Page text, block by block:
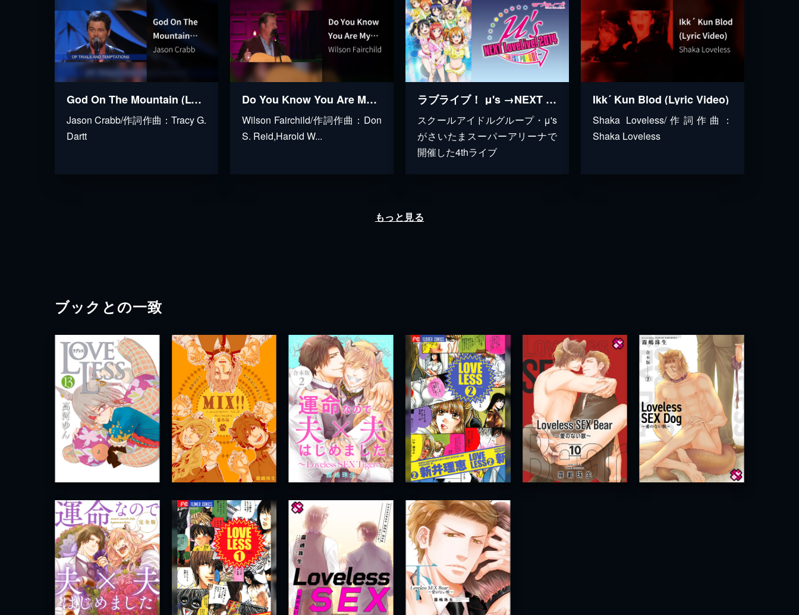
God On The Mountain (Lyric Video / Live At The Loveless Barn, Nashville, TN, 2011)
Jason Crabb/作詞作曲：Tracy G.
Dartt
Do You Know You Are My Sunshine (Live At The Loveless Café, Nashville, TN 2023)
Wilson Fairchild/作詞作曲：Don
S. Reid,Harold W...
ラブライブ！ μ's →NEXT LoveLive! 2014 ～ENDLESS PARADE～
スクールアイドルグループ・μ's
がさいたまスーパーアリーナで
開催した4thライブ
Ikk´ Kun Blod (Lyric Video)
Shaka Loveless/作詞作曲：
Shaka Loveless
もっと見る
ブックとの一致